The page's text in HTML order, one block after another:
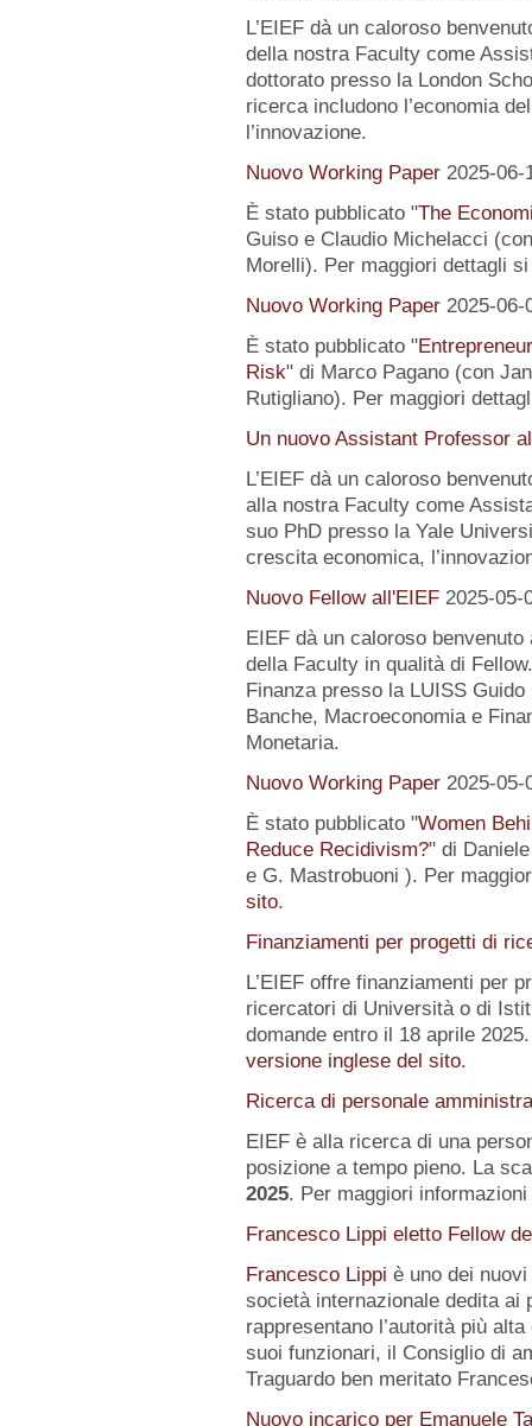
L’EIEF dà un caloroso
della nostra Faculty come
dottorato presso la London
ricerca includono l’economia
l’innovazione.
Nuovo Working Paper 2025-06-
È stato pubblicato "The
Guiso e Claudio Michelacci
Morelli). Per maggiori dettagli
Nuovo Working Paper 2025-06-
È stato pubblicato "
Risk" di Marco Pagano (con
Rutigliano). Per maggiori
Un nuovo Assistant Professor
L’EIEF dà un caloroso
alla nostra Faculty come
suo PhD presso la Yale
crescita economica,
Nuovo Fellow all'EIEF 2025-05-
EIEF dà un caloroso
della Faculty in qualità di
Finanza presso la LUISS
Banche, Macroeconomia e
Monetaria.
Nuovo Working Paper 2025-05-
È stato pubblicato "Women
Reduce Recidivism?" di
e G. Mastrobuoni ). Per
sito.
Finanziamenti per progetti di
L’EIEF offre finanziamenti per
ricercatori di Università o di
domande entro il 18 aprile
versione inglese del sito.
Ricerca di personale
EIEF è alla ricerca di una
posizione a tempo pieno. La
2025. Per maggiori informazioni
Francesco Lippi eletto Fellow
Francesco Lippi è uno dei nuovi
società internazionale dedita ai
rappresentano l’autorità più
suoi funzionari, il Consiglio di
Traguardo ben meritato
Nuovo incarico per Emanuele